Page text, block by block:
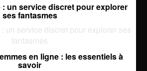
un service discret pour explorer
ses fantasmes
en ligne : les essentiels à
savoir